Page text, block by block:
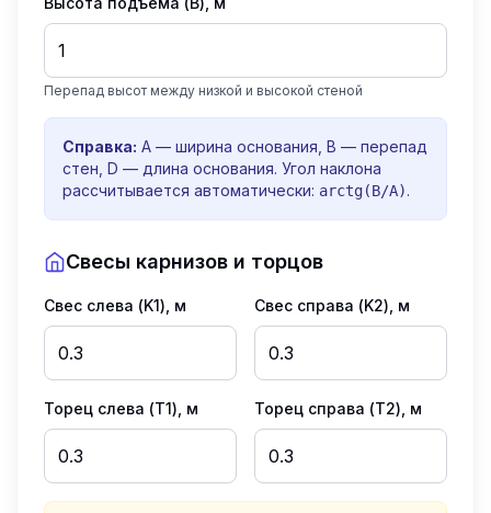
Перепад высот между низкой и высокой стеной
Справка: A — ширина основания, B — перепад
стен, D — длина основания. Угол наклона
рассчитывается автоматически: arctg(B/A).
Свесы карнизов и торцов
Свес слева (K1), м Свес справа (K2), м
Торец слева (T1), м Торец справа (T2), м